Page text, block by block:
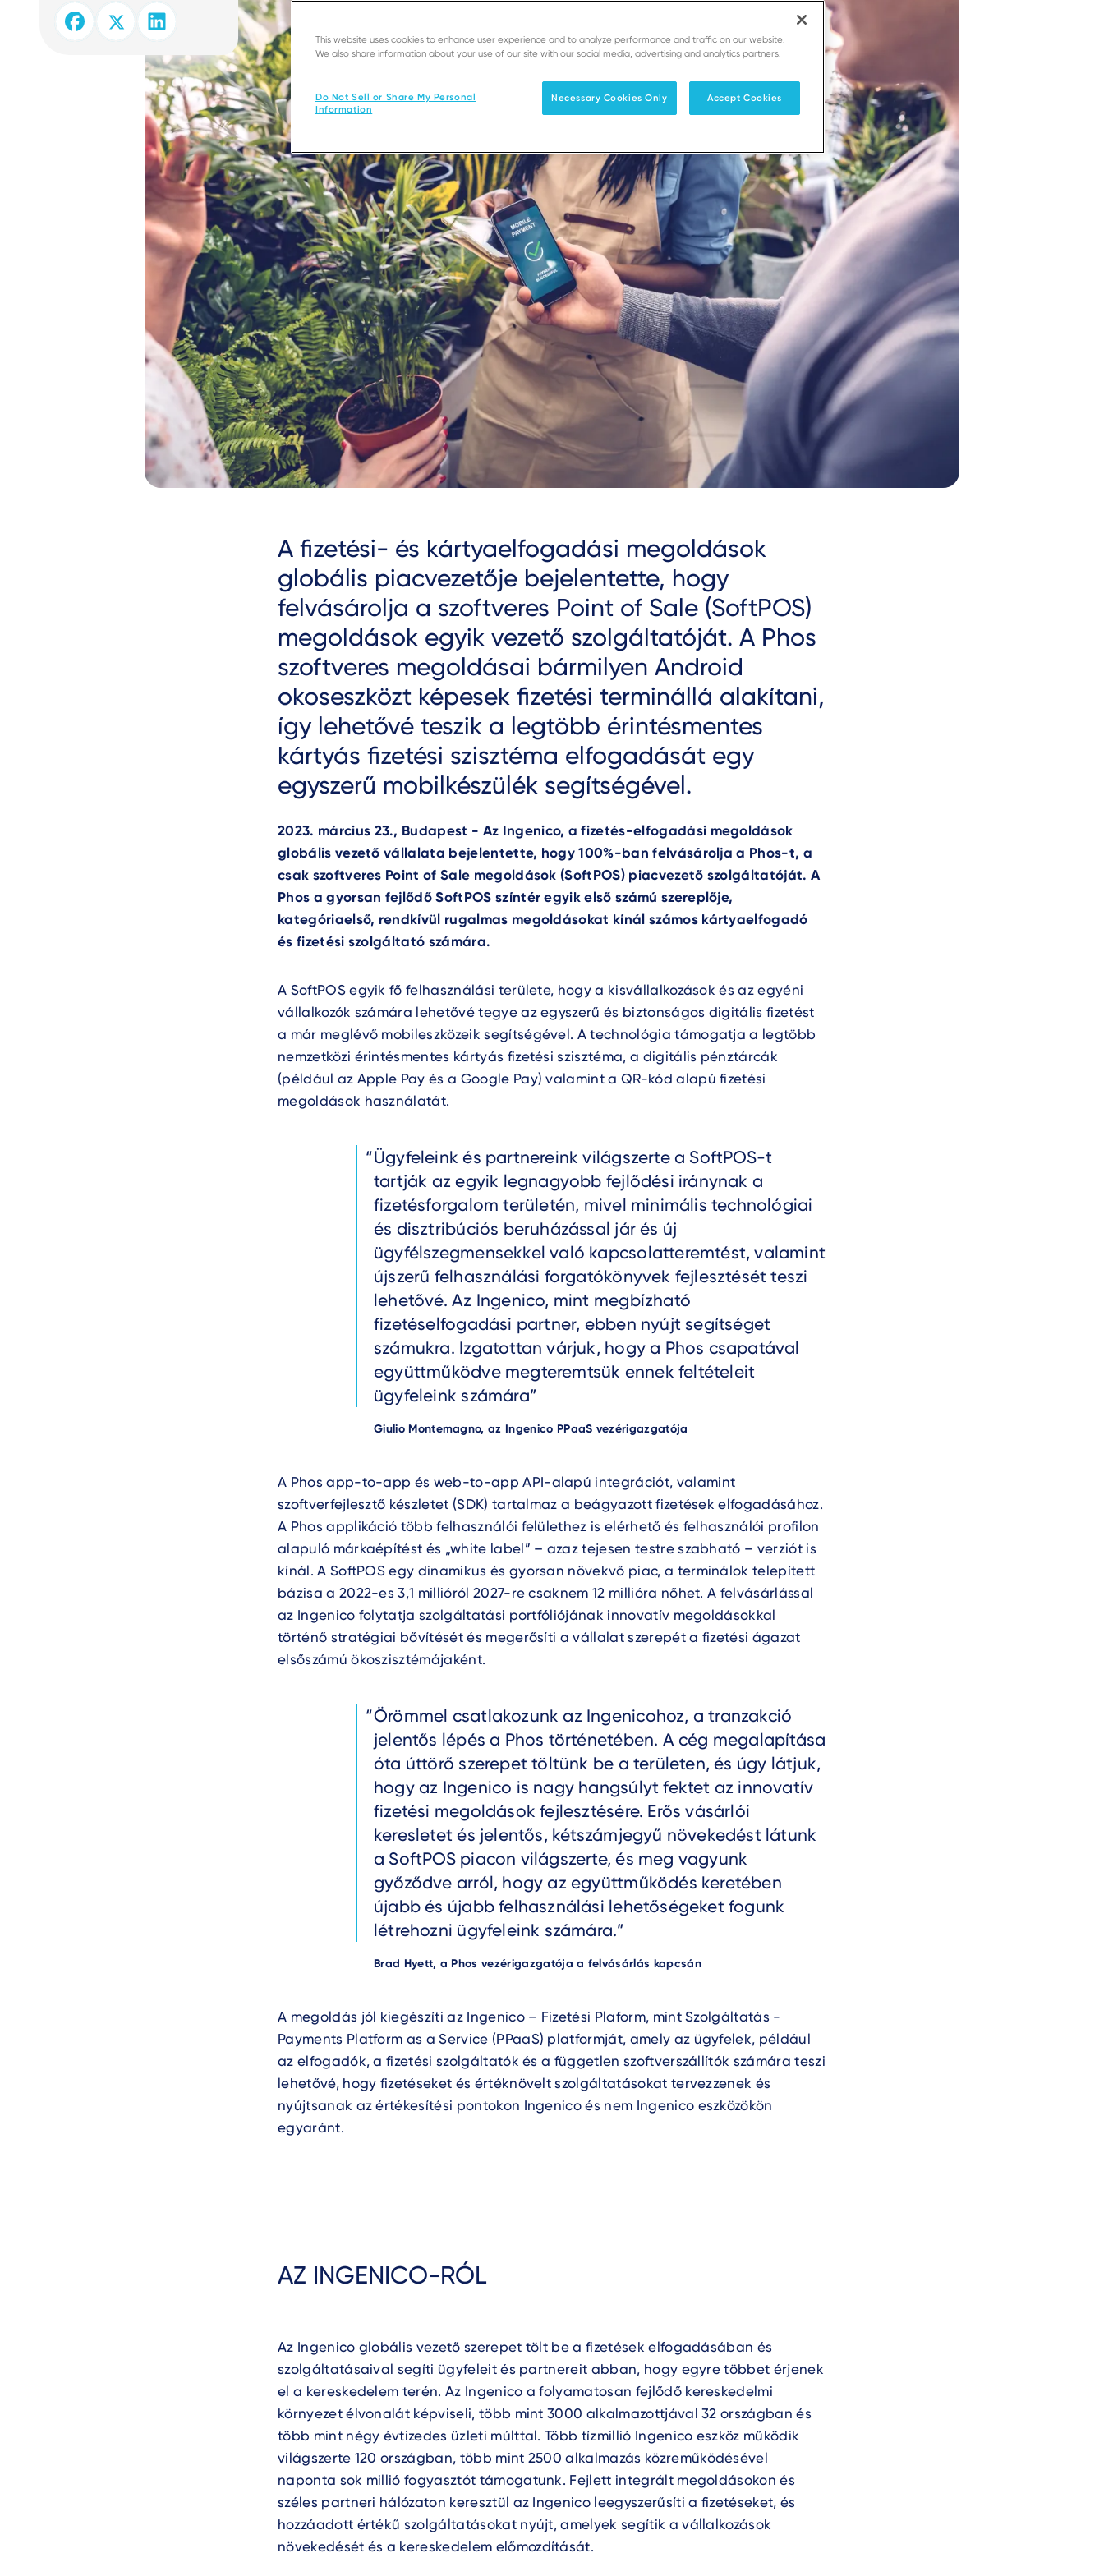
A fizetési- és kártyaelfogadási megoldások
globális piacvezetője bejelentette, hogy
felvásárolja a szoftveres Point of Sale (SoftPOS)
megoldások egyik vezető szolgáltatóját. A Phos
szoftveres megoldásai bármilyen Android
okoseszközt képesek fizetési terminállá alakítani,
így lehetővé teszik a legtöbb érintésmentes
kártyás fizetési szisztéma elfogadását egy
egyszerű mobilkészülék segítségével.
2023. március 23., Budapest - Az Ingenico, a fizetés-elfogadási megoldások
globális vezető vállalata bejelentette, hogy 100%-ban felvásárolja a Phos-t, a
csak szoftveres Point of Sale megoldások (SoftPOS) piacvezető szolgáltatóját. A
Phos a gyorsan fejlődő SoftPOS színtér egyik első számú szereplője,
kategóriaelső, rendkívül rugalmas megoldásokat kínál számos kártyaelfogadó
és fizetési szolgáltató számára.
A SoftPOS egyik fő felhasználási területe, hogy a kisvállalkozások és az egyéni
vállalkozók számára lehetővé tegye az egyszerű és biztonságos digitális fizetést
a már meglévő mobileszközeik segítségével. A technológia támogatja a legtöbb
nemzetközi érintésmentes kártyás fizetési szisztéma, a digitális pénztárcák
(például az Apple Pay és a Google Pay) valamint a QR-kód alapú fizetési
megoldások használatát.
Text
Ügyfeleink és partnereink világszerte a SoftPOS-t
tartják az egyik legnagyobb fejlődési iránynak a
fizetésforgalom területén, mivel minimális technológiai
és disztribúciós beruházással jár és új
ügyfélszegmensekkel való kapcsolatteremtést, valamint
újszerű felhasználási forgatókönyvek fejlesztését teszi
lehetővé. Az Ingenico, mint megbízható
fizetéselfogadási partner, ebben nyújt segítséget
számukra. Izgatottan várjuk, hogy a Phos csapatával
együttműködve megteremtsük ennek feltételeit
ügyfeleink számára
Author
Giulio Montemagno, az Ingenico PPaaS vezérigazgatója
Text
A Phos app-to-app és web-to-app API-alapú integrációt, valamint
szoftverfejlesztő készletet (SDK) tartalmaz a beágyazott fizetések elfogadásához.
A Phos applikáció több felhasználói felülethez is elérhető és felhasználói profilon
alapuló márkaépítést és „white label” – azaz tejesen testre szabható – verziót is
kínál. A SoftPOS egy dinamikus és gyorsan növekvő piac, a terminálok telepített
bázisa a 2022-es 3,1 millióról 2027-re csaknem 12 millióra nőhet. A felvásárlással
az Ingenico folytatja szolgáltatási portfóliójának innovatív megoldásokkal
történő stratégiai bővítését és megerősíti a vállalat szerepét a fizetési ágazat
elsőszámú ökoszisztémájaként.
Text
Örömmel csatlakozunk az Ingenicohoz, a tranzakció
jelentős lépés a Phos történetében. A cég megalapítása
óta úttörő szerepet töltünk be a területen, és úgy látjuk,
hogy az Ingenico is nagy hangsúlyt fektet az innovatív
fizetési megoldások fejlesztésére. Erős vásárlói
keresletet és jelentős, kétszámjegyű növekedést látunk
a SoftPOS piacon világszerte, és meg vagyunk
győződve arról, hogy az együttműködés keretében
újabb és újabb felhasználási lehetőségeket fogunk
létrehozni ügyfeleink számára.
Author
Brad Hyett, a Phos vezérigazgatója a felvásárlás kapcsán
Text
A megoldás jól kiegészíti az Ingenico – Fizetési Plaform, mint Szolgáltatás -
Payments Platform as a Service (PPaaS) platformját, amely az ügyfelek, például
az elfogadók, a fizetési szolgáltatók és a független szoftverszállítók számára teszi
lehetővé, hogy fizetéseket és értéknövelt szolgáltatásokat tervezzenek és
nyújtsanak az értékesítési pontokon Ingenico és nem Ingenico eszközökön
egyaránt.
AZ INGENICO-RÓL
Az Ingenico globális vezető szerepet tölt be a fizetések elfogadásában és
szolgáltatásaival segíti ügyfeleit és partnereit abban, hogy egyre többet érjenek
el a kereskedelem terén. Az Ingenico a folyamatosan fejlődő kereskedelmi
környezet élvonalát képviseli, több mint 3000 alkalmazottjával 32 országban és
több mint négy évtizedes üzleti múlttal. Több tízmillió Ingenico eszköz működik
világszerte 120 országban, több mint 2500 alkalmazás közreműködésével
naponta sok millió fogyasztót támogatunk. Fejlett integrált megoldásokon és
széles partneri hálózaton keresztül az Ingenico leegyszerűsíti a fizetéseket, és
hozzáadott értékű szolgáltatásokat nyújt, amelyek segítik a vállalkozások
növekedését és a kereskedelem előmozdítását.
This website uses cookies to enhance user experience and to analyze performance and traffic on our website.
We also share information about your use of our site with our social media, advertising and analytics partners.
Do Not Sell or Share My Personal
Information
Necessary Cookies Only Accept Cookies